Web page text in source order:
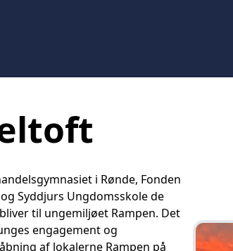
i Rønde, Fonden
Syddjurs Ungdomsskole de
til ungemiljøet Rampen. Det
engagement og
af lokalerne Rampen på